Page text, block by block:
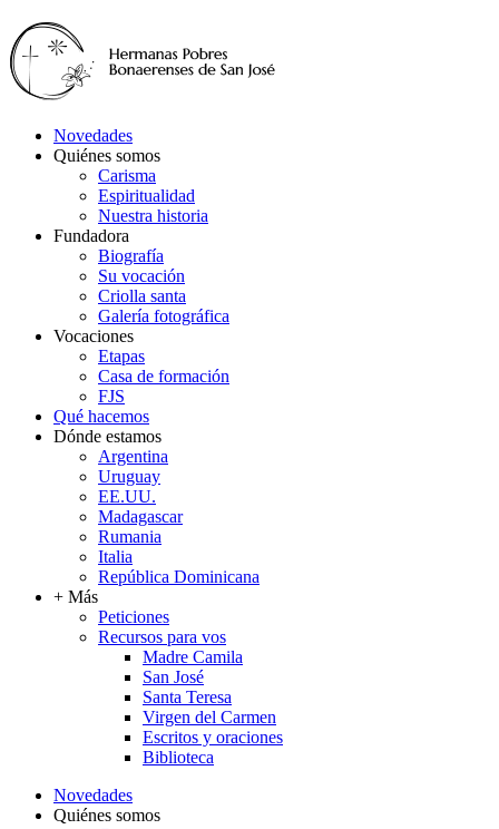
Novedades
Quiénes somos
Carisma
Espiritualidad
Nuestra historia
Fundadora
Biografía
Su vocación
Criolla santa
Galería fotográfica
Vocaciones
Etapas
Casa de formación
FJS
Qué hacemos
Dónde estamos
Argentina
Uruguay
EE.UU.
Madagascar
Rumania
Italia
República Dominicana
+ Más
Peticiones
Recursos para vos
Madre Camila
San José
Santa Teresa
Virgen del Carmen
Escritos y oraciones
Biblioteca
Novedades
Quiénes somos